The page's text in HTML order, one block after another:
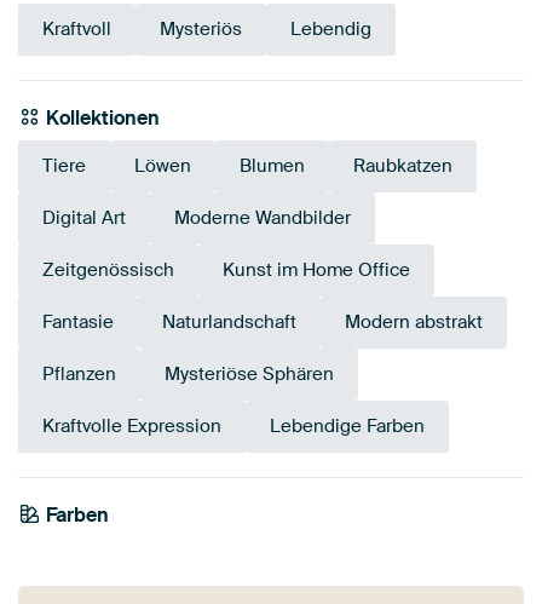
Kraftvoll Mysteriös Lebendig
Kollektionen
Tiere Löwen Blumen Raubkatzen
Digital Art Moderne Wandbilder
Zeitgenössisch Kunst im Home Office
Fantasie Naturlandschaft Modern abstrakt
Pflanzen Mysteriöse Sphären
Kraftvolle Expression Lebendige Farben
Farben
Braun
Mauve
Bronze